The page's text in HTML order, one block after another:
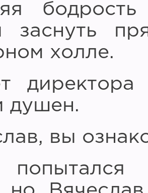
бодрость
заснуть
холле.
душен.
вы